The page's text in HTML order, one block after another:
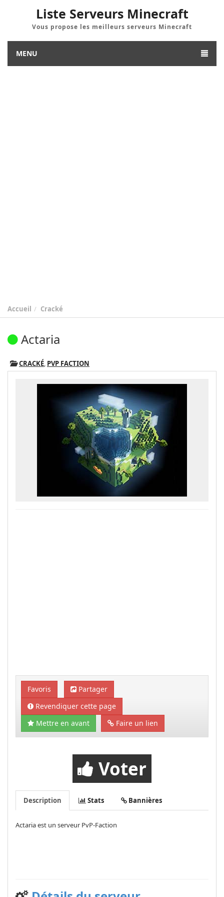
Liste Serveurs Minecraft
Vous propose les meilleurs serveurs Minecraft
MENU
Accueil Cracké
Actaria
CRACKÉ, PVP FACTION
Favoris
Partager
Revendiquer cette page
Mettre en avant
Faire un lien
Voter
Description Stats Bannières
Actaria est un serveur PvP-Faction